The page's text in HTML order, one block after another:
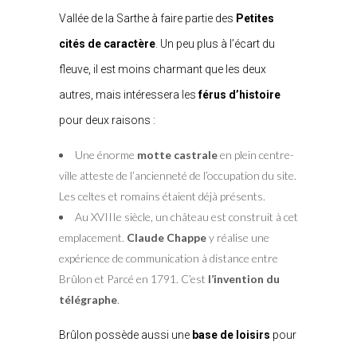
Vallée de la Sarthe à faire partie des Petites
cités de caractère . Un peu plus à l’écart du
fleuve, il est moins charmant que les deux
autres, mais intéressera lesférus d’histoire
pour deux raisons :
Une énorme motte castraleen plein centre-
ville atteste de l’ancienneté de l’occupation du site.
Les celtes et romains étaient déjà présents.
Au XVIIIe siècle, un château est construit à cet
emplacement. Claude Chappey réalise une
expérience de communication à distance entre
Brûlon et Parcé en 1791. C’est l’invention du
télégraphe.
Brûlon possède aussi une base de loisirs pour